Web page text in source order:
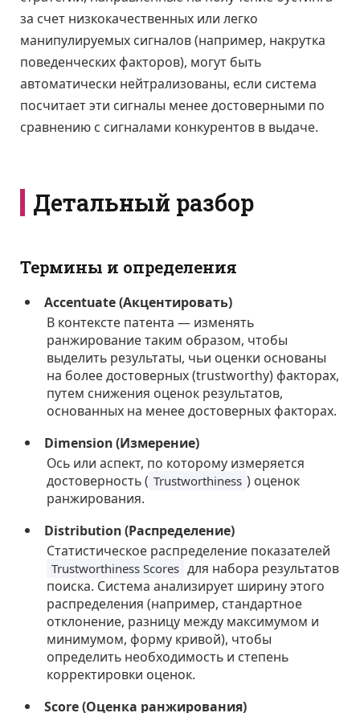
за счет низкокачественных или легко
манипулируемых сигналов (например, накрутка
поведенческих факторов), могут быть
автоматически нейтрализованы, если система
посчитает эти сигналы менее достоверными по
сравнению с сигналами конкурентов в выдаче.
Детальный разбор
Термины и определения
Accentuate (Акцентировать)
В контексте патента — изменять
ранжирование таким образом, чтобы
выделить результаты, чьи оценки основаны
на более достоверных (trustworthy) факторах,
путем снижения оценок результатов,
основанных на менее достоверных факторах.
Dimension (Измерение)
Ось или аспект, по которому измеряется
достоверность ( Trustworthiness ) оценок
ранжирования.
Distribution (Распределение)
Статистическое распределение показателей
Trustworthiness Scores для набора результатов
поиска. Система анализирует ширину этого
распределения (например, стандартное
отклонение, разницу между максимумом и
минимумом, форму кривой), чтобы
определить необходимость и степень
корректировки оценок.
Score (Оценка ранжирования)